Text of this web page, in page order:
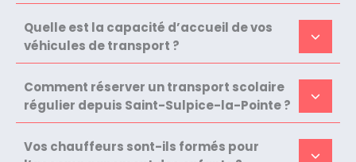
Quelle est la capacité d’accueil de vos
véhicules de transport ?
Comment réserver un transport scolaire
régulier depuis Saint-Sulpice-la-Pointe ?
Vos chauffeurs sont-ils formés pour